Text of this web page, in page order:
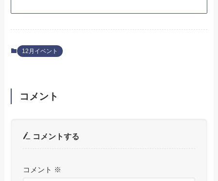
12月イベント
コメント
コメントする
コメント ※